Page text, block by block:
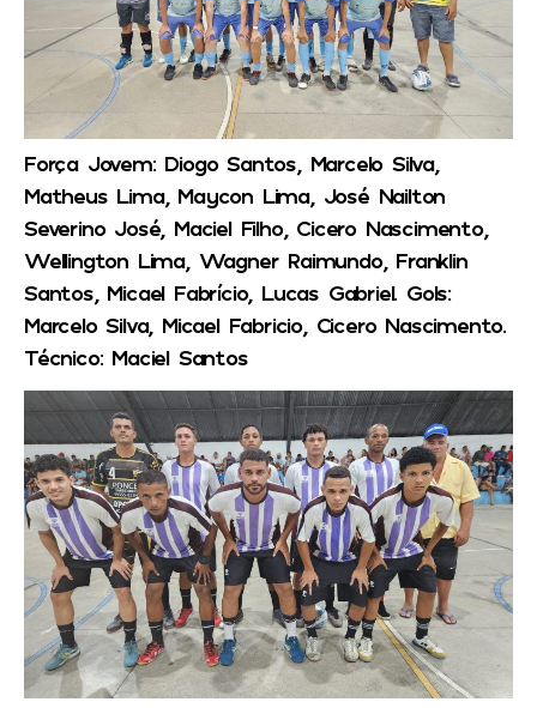
Força Jovem: Diogo Santos, Marcelo Silva,
Matheus Lima, Maycon Lima, José Nailton
Severino José, Maciel Filho, Cicero Nascimento,
Wellington Lima, Wagner Raimundo, Franklin
Santos, Micael Fabrício, Lucas Gabriel. Gols:
Marcelo Silva, Micael Fabricio, Cicero Nascimento.
Técnico:Maciel Santos